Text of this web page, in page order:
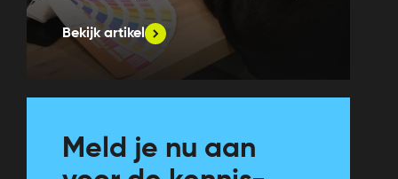
Bekijk artikel
Meld je nu aan